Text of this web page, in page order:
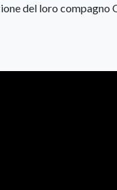
del loro